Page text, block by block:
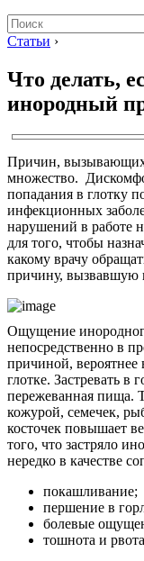
Статьи ›
Что делать,
инородный
Причин, вызывающих
множество.
попадания в глотку
инфекционных
нарушений в работе
для того, чтобы
какому врачу
причину, вызвавшую
Ощущение
непосредственно в
причиной, вероятнее
глотке. Застревать в
пережеванная пища.
кожурой, семечек,
косточек повышает
того, что застряло
нередко в качестве
покашливание;
першение в
болевые
тошнота и